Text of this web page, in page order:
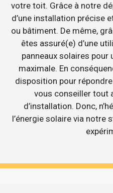
votre toit. Grâce à notre
d’une installation précise
ou bâtiment. De même,
êtes assuré(e) d’une
panneaux solaires pour
maximale. En
disposition pour
vous conseiller tout
d’installation. Donc,
l’énergie solaire via